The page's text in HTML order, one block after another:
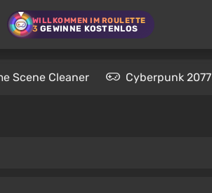
WILLKOMMEN IM ROULETTE
3 GEWINNE KOSTENLOS
Scene Cleaner Cyberpunk 2077